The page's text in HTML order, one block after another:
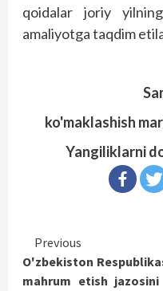
qoidalar joriy
amaliyotga taqdim
ko'maklashish
Yangiliklarni
Continue
Reading
Previous
O'zbekiston
mahrum etish